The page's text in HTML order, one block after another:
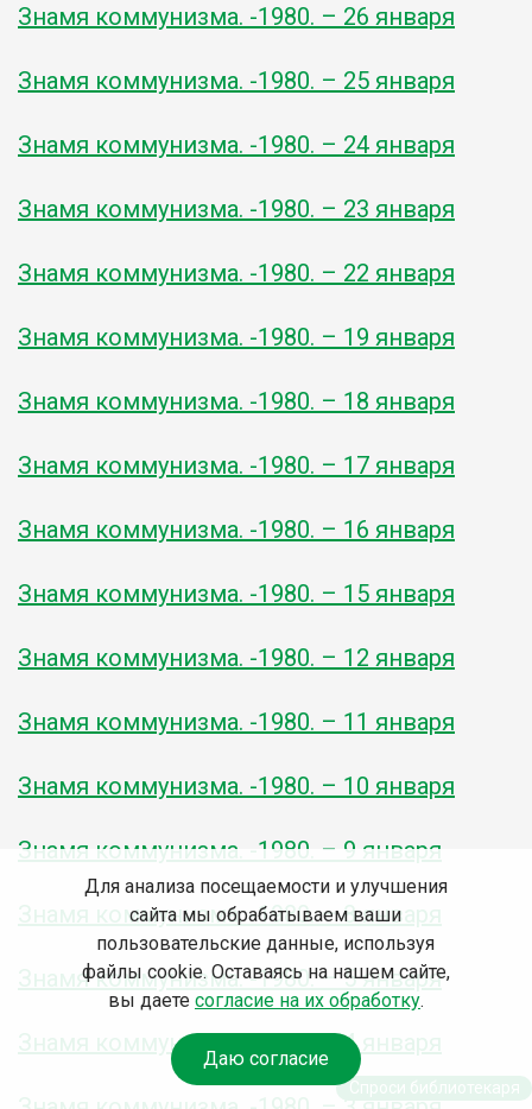
Знамя коммунизма. -1980. – 26 января
Знамя коммунизма. -1980. – 25 января
Знамя коммунизма. -1980. – 24 января
Знамя коммунизма. -1980. – 23 января
Знамя коммунизма. -1980. – 22 января
Знамя коммунизма. -1980. – 19 января
Знамя коммунизма. -1980. – 18 января
Знамя коммунизма. -1980. – 17 января
Знамя коммунизма. -1980. – 16 января
Знамя коммунизма. -1980. – 15 января
Знамя коммунизма. -1980. – 12 января
Знамя коммунизма. -1980. – 11 января
Знамя коммунизма. -1980. – 10 января
Знамя коммунизма. -1980. – 9 января
Знамя коммунизма. -1980. – 8 января
Знамя коммунизма. -1980. – 5 января
Знамя коммунизма. -1980. – 4 января
Для анализа посещаемости и улучшения
сайта мы обрабатываем ваши
пользовательские данные, используя
файлы cookie. Оставаясь на нашем сайте,
вы даете согласие на их обработку.
Даю согласие
Спроси библиотекаря